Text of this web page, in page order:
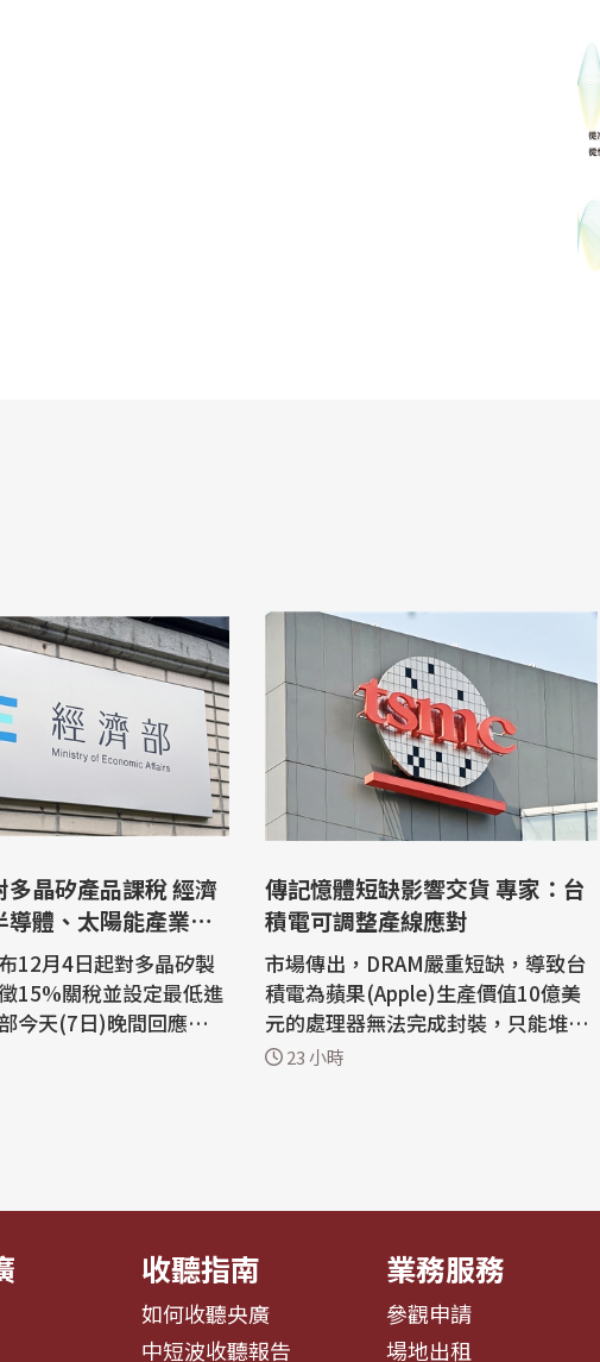
多晶矽產品課稅 經濟
導體、太陽能產業衝
12月4日起對多晶矽製
15%關稅並設定最低進
今天(7日)晚間回應，對
。經濟部分析，在半導
傳記憶體短缺影響交貨 專家：台
積電可調整產線應對
市場傳出，DRAM嚴重短缺，導致台
積電為蘋果(Apple)生產價值10億美
元的處理器無法完成封裝，只能堆積
在廠內等待記憶體到貨。半導體專家
23 小時
收聽指南
如何收聽央廣
中短波收聽報告
業務服務
參觀申請
場地出租